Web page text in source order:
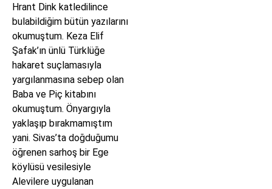
Hrant Dink katledilince
bulabildiğim bütün yazılarını
okumuştum. Keza Elif
Şafak’ın ünlü Türklüğe
hakaret suçlamasıyla
yargılanmasına sebep olan
Baba ve Piç kitabını
okumuştum. Önyargıyla
yaklaşıp bırakmamıştım
yani. Sivas’ta doğduğumu
öğrenen sarhoş bir Ege
köylüsü vesilesiyle
Alevilere uygulanan